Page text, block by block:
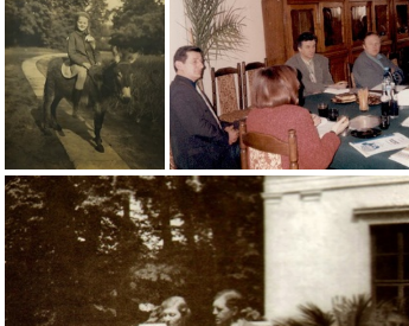
Kawalerka chroberska końcówka lat 30 tych w parku dworskim. Kawalerka chroberska
Zdjęcie wykonane w parku w Chrobrzu 04.05.1996r., Sejmik Rad